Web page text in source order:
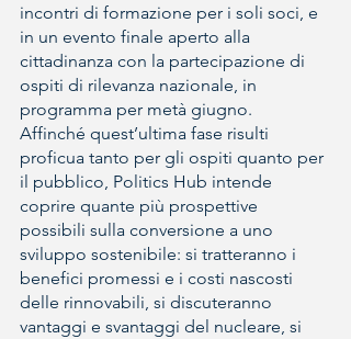
incontri di formazione per i soli soci, e
in un evento finale aperto alla
cittadinanza con la partecipazione di
ospiti di rilevanza nazionale, in
programma per metà giugno.
Affinché quest’ultima fase risulti
proficua tanto per gli ospiti quanto per
il pubblico, Politics Hub intende
coprire quante più prospettive
possibili sulla conversione a uno
sviluppo sostenibile: si tratteranno i
benefici promessi e i costi nascosti
delle rinnovabili, si discuteranno
vantaggi e svantaggi del nucleare, si